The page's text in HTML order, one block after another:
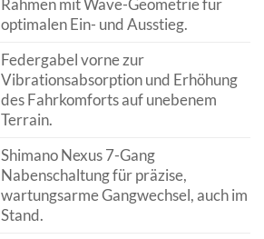
Rahmen mit Wave-Geometrie für
optimalen Ein- und Ausstieg.
Federgabel vorne zur
Vibrationsabsorption und Erhöhung
des Fahrkomforts auf unebenem
Terrain.
Shimano Nexus 7-Gang
Nabenschaltung für präzise,
wartungsarme Gangwechsel, auch im
Stand.